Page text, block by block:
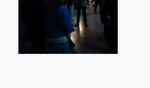
Expositions
Bruit de gommettes Paris 2025